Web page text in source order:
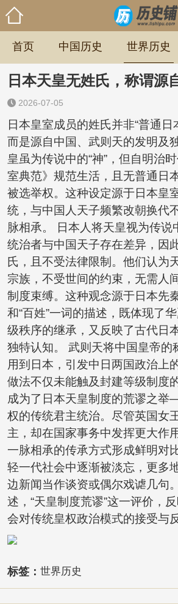
首页 中国历史 世界历史
日本天皇无姓氏，称谓源
2026-07-05
日本皇室成员的姓氏并非“普通日
而是源自中国、武则天的发明及
皇虽为传说中的“神”，但自明治
室典范》规范生活，且无普通日
被选举权。这种设定源于日本皇
统，与中国人天子频繁改朝换代
脉相承。 日本人将天皇视为传说
统治者与中国天子存在差异，因
氏，且不受法律限制。他们认为
宗族，不受世间的约束，无需人
制度束缚。这种观念源于日本先
和“百姓”一词的描述，既体现了
级秩序的继承，又反映了古代日
独特认知。 武则天将中国皇帝的
用到日本，引发中日两国政治上
做法不仅未能触及封建等级制度
成为了日本天皇制度的荒谬之
权的传统君主统治。尽管英国女
主，却在国家事务中发挥更大作
一脉相承的传承方式形成鲜明对
轻一代社会中逐渐被淡忘，更多
边新闻当作谈资或偶尔戏谑几句
述，“天皇制度荒谬”这一评价，
会对传统皇权政治模式的接受与反
标签： 世界历史